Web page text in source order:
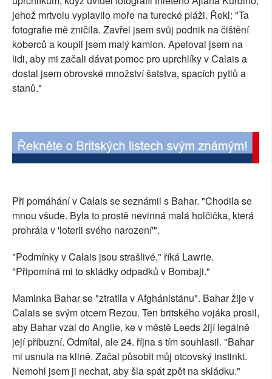
jehož mrtvolu vyplavilo moře na turecké pláži. Řekl: "Ta
fotografie mě zničila. Zavřel jsem svůj podnik na čištění
koberců a koupil jsem malý kamion. Apeloval jsem na
lidi, aby mi začali dávat pomoc pro uprchlíky v Calais a
dostal jsem obrovské množství šatstva, spacích pytlů a
stanů."
Při pomáhání v Calais se seznámil s Bahar. "Chodila se
mnou všude. Byla to prostě nevinná malá holčička, která
prohrála v 'loterii svého narození'".
"Podmínky v Calais jsou strašlivé," říká Lawrie.
"Připomíná mi to skládky odpadků v Bombaji."
Maminka Bahar se "ztratila v Afghánistánu". Bahar žije v
Calais se svým otcem Rezou. Ten britského vojáka prosil,
aby Bahar vzal do Anglie, ke v městě Leeds žijí legálně
její příbuzní. Odmítal, ale 24. října s tím souhlasil. "Bahar
mi usnula na klině. Začal působit můj otcovský instinkt.
Nemohl jsem ji nechat, aby šla spát zpět na skládku."